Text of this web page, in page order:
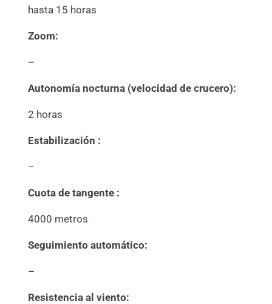
hasta 15 horas
Zoom:
–
Autonomía nocturna (velocidad de crucero):
2 horas
Estabilización :
–
Cuota de tangente :
4000 metros
Seguimiento automático:
–
Resistencia al viento: